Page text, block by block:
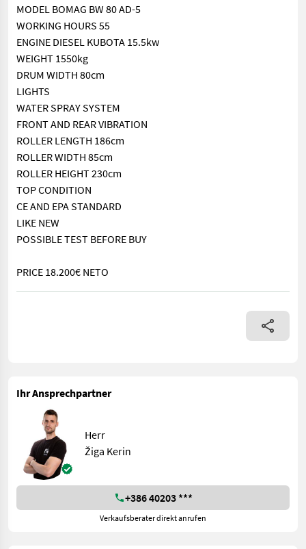
MODEL BOMAG BW 80 AD-5
WORKING HOURS 55
ENGINE DIESEL KUBOTA 15.5kw
WEIGHT 1550kg
DRUM WIDTH 80cm
LIGHTS
WATER SPRAY SYSTEM
FRONT AND REAR VIBRATION
ROLLER LENGTH 186cm
ROLLER WIDTH 85cm
ROLLER HEIGHT 230cm
TOP CONDITION
CE AND EPA STANDARD
LIKE NEW
POSSIBLE TEST BEFORE BUY
PRICE 18.200€ NETO
YEAR 2022 MODEL BOMAG BW 80 AD-5 WORKING HOURS 55
Ihr Ansprechpartner
Herr
Žiga Kerin
+386 40203 ***
Verkaufsberater direkt anrufen